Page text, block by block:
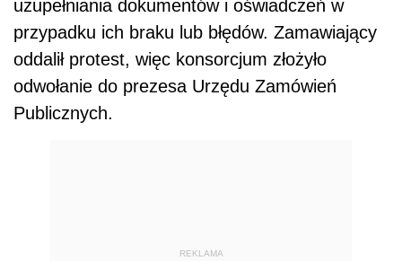
uzupełniania dokumentów i oświadczeń w
przypadku ich braku lub błędów. Zamawiający
oddalił protest, więc konsorcjum złożyło
odwołanie do prezesa Urzędu Zamówień
Publicznych.
REKLAMA